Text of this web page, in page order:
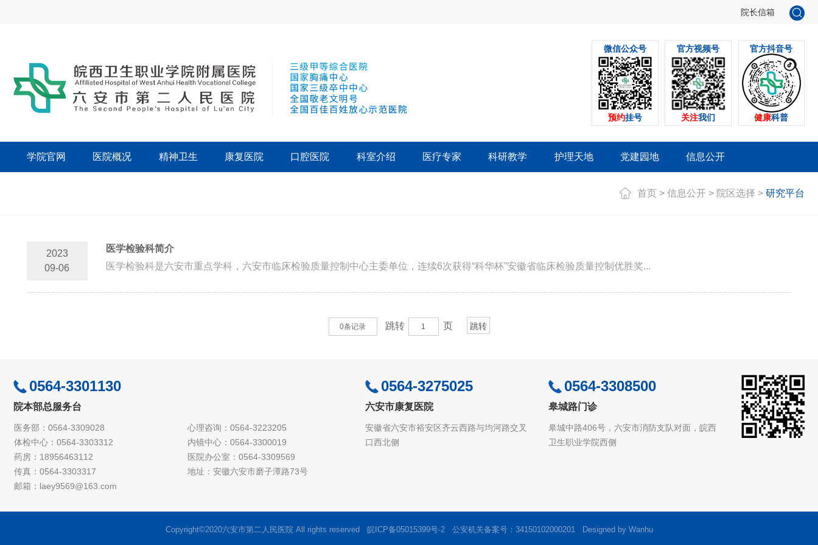
院长信箱
微信公众号
预约挂号
官方视频号
关注我们
官方抖音号
健康科普
学院官网 医院概况 精神卫生 康复医院 口腔医院 科室介绍 医疗专家 科研教学 护理天地 党建园地 信息公开
首页 > 信息公开 > 院区选择 > 研究平台
2023
09-06
医学检验科简介
医学检验科是六安市重点学科，六安市临床检验质量控制中心主委单位，连续6次获得“科华杯”安徽省临床检验质量控制优胜奖...
0条记录 跳转 页
0564-3301130
院本部总服务台
医务部：0564-3309028
心理咨询：0564-3223205
体检中心：0564-3303312
内镜中心：0564-3300019
药房：18956463112
医院办公室：0564-3309569
传真：0564-3303317
地址：安徽六安市磨子潭路73号
邮箱：laey9569@163.com
0564-3275025
六安市康复医院
安徽省六安市裕安区齐云西路与均河路交叉
口西北侧
0564-3308500
皋城路门诊
皋城中路406号，六安市消防支队对面，皖西
卫生职业学院西侧
Copyright©2020六安市第二人民医院 All rights reserved 皖ICP备05015399号-2公安机关备案号：34150102000201 Designed by Wanhu